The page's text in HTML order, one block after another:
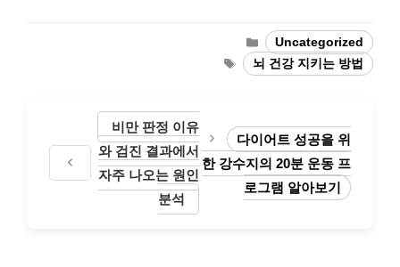
Categories
Uncategorized
Tags뇌 건강 지키는 방법
비만 판정 이유
와 검진 결과에서
자주 나오는 원인
분석
다이어트 성공을 위
한 강수지의 20분 운동 프
로그램 알아보기